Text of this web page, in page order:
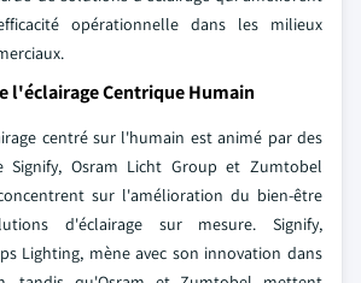
opérationnelle dans les milieux
l'éclairage Centrique Humain
centré sur l'humain est animé par des
Signify, Osram Licht Group et Zumtobel
sur l'amélioration du bien-être
d'éclairage sur mesure. Signify,
Lighting, mène avec son innovation dans